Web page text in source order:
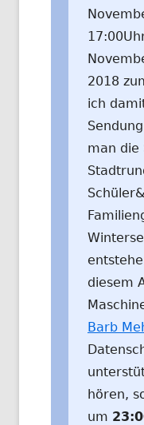
2018
ich
man die
diesem
Barb
hören,
um